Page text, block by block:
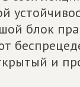
блок
и